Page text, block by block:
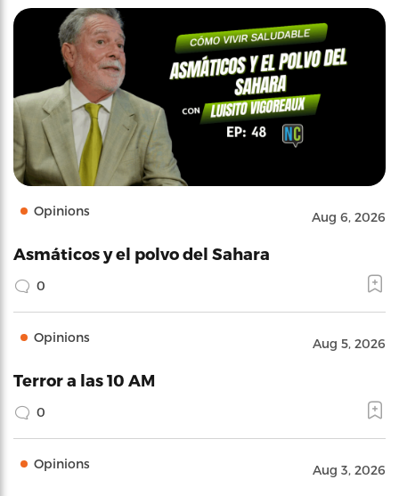
Opinions Aug 6, 2026
Asmáticos y el polvo del Sahara
0
Opinions Aug 5, 2026
Terror a las 10 AM
0
Opinions Aug 3, 2026